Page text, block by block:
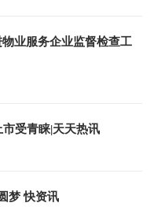
业服务企业监督检查工
受青睐|天天热讯
梦 快资讯